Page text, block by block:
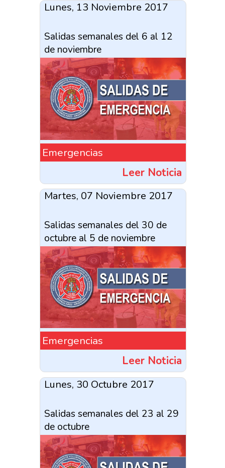
Lunes, 13 Noviembre 2017
Salidas semanales del 6 al 12
de noviembre
Emergencias
Leer Noticia
Martes, 07 Noviembre 2017
Salidas semanales del 30 de
octubre al 5 de noviembre
Emergencias
Leer Noticia
Lunes, 30 Octubre 2017
Salidas semanales del 23 al 29
de octubre